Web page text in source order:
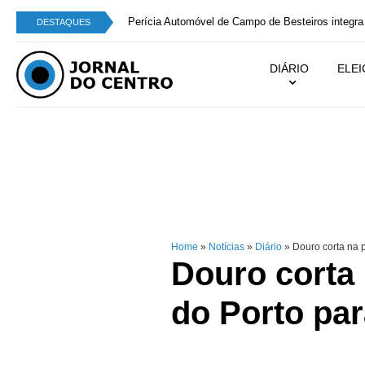
DESTAQUES Perícia Automóvel de Campo de Besteiros
DIÁRIO
Home » Notícias » Diário » Douro corta na
Douro corta
do Porto